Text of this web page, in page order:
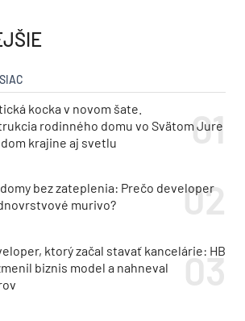
kocka v novom šate.
rodinného domu vo Svätom Jure
krajine aj svetlu
bez zateplenia: Prečo developer
murivo?
ktorý začal stavať kancelárie: HB
biznis model a nahneval